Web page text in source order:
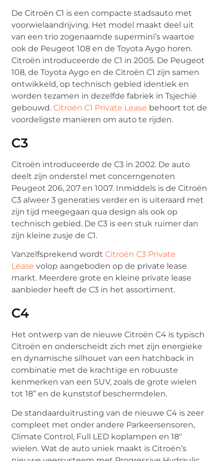
De Citroën C1 is een compacte stadsauto met
voorwielaandrijving. Het model maakt deel uit
van een trio zogenaamde supermini’s waartoe
ook de Peugeot 108 en de Toyota Aygo horen.
Citroën introduceerde de C1 in 2005. De Peugeot
108, de Toyota Aygo en de Citroën C1 zijn samen
ontwikkeld, op technisch gebied identiek en
worden tezamen in dezelfde fabriek in Tsjechië
gebouwd.Citroën C1 Private Lease behoort tot de
voordeligste manieren om auto te rijden.
C3
Citroën introduceerde de C3 in 2002. De auto
deelt zijn onderstel met concerngenoten
Peugeot 206, 207 en 1007. Inmiddels is de Citroën
C3 alweer 3 generaties verder en is uiteraard met
zijn tijd meegegaan qua design als ook op
technisch gebied. De C3 is een stuk ruimer dan
zijn kleine zusje de C1.
Vanzelfsprekend wordtCitroën C3 Private
Lease volop aangeboden op de private lease
markt. Meerdere grote en kleine private lease
aanbieder heeft de C3 in het assortiment.
C4
Het ontwerp van de nieuwe Citroën C4 is typisch
Citroën en onderscheidt zich met zijn energieke
en dynamische silhouet van een hatchback in
combinatie met de krachtige en robuuste
kenmerken van een SUV, zoals de grote wielen
tot 18” en de kunststof beschermdelen.
De standaarduitrusting van de nieuwe C4 is zeer
compleet met onder andere Parkeersensoren,
Climate Control, Full LED koplampen en 18″
wielen. Wat de auto uniek maakt is Citroën’s